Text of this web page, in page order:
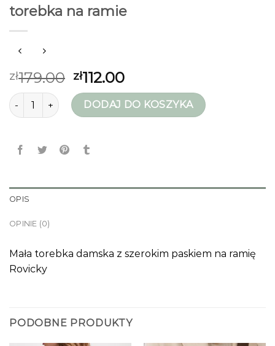
torebka na ramie
zł179.00 zł112.00
ilość torebka na ramieDODAJ DO KOSZYKA
OPIS
OPINIE (0)
Mała torebka damska z szerokim paskiem na ramię
Rovicky
PODOBNE PRODUKTY